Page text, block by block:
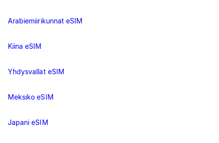
Arabiemiirikunnat eSIM
Kiina eSIM
Yhdysvallat eSIM
Meksiko eSIM
Japani eSIM